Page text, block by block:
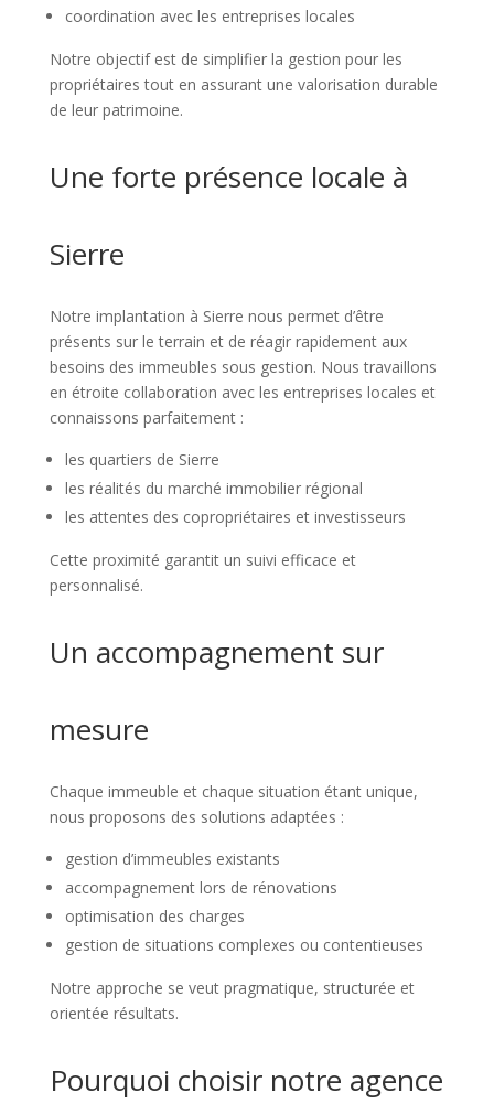
coordination avec les entreprises locales
Notre objectif est de simplifier la gestion pour les
propriétaires tout en assurant une valorisation durable
de leur patrimoine.
Une forte présence locale à
Sierre
Notre implantation à Sierre nous permet d’être
présents sur le terrain et de réagir rapidement aux
besoins des immeubles sous gestion. Nous travaillons
en étroite collaboration avec les entreprises locales et
connaissons parfaitement :
les quartiers de Sierre
les réalités du marché immobilier régional
les attentes des copropriétaires et investisseurs
Cette proximité garantit un suivi efficace et
personnalisé.
Un accompagnement sur
mesure
Chaque immeuble et chaque situation étant unique,
nous proposons des solutions adaptées :
gestion d’immeubles existants
accompagnement lors de rénovations
optimisation des charges
gestion de situations complexes ou contentieuses
Notre approche se veut pragmatique, structurée et
orientée résultats.
Pourquoi choisir notre agence